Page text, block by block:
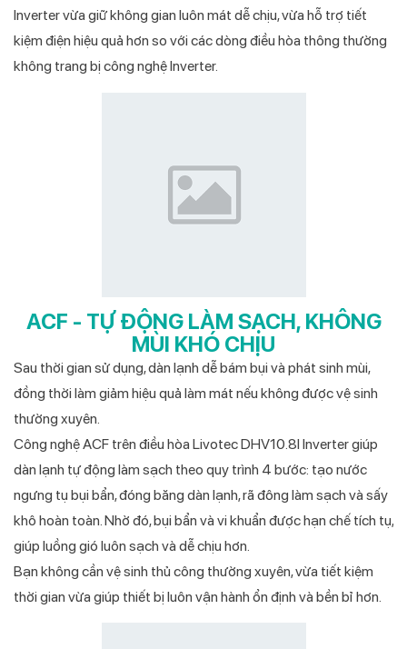
Inverter vừa giữ không gian luôn mát dễ chịu, vừa hỗ trợ tiết
kiệm điện hiệu quả hơn so với các dòng điều hòa thông thường
không trang bị công nghệ Inverter.
ACF - TỰ ĐỘNG LÀM SẠCH, KHÔNG
MÙI KHÓ CHỊU
Sau thời gian sử dụng, dàn lạnh dễ bám bụi và phát sinh mùi,
đồng thời làm giảm hiệu quả làm mát nếu không được vệ sinh
thường xuyên.
Công nghệ ACF trên điều hòa Livotec DHV10.8I Inverter giúp
dàn lạnh tự động làm sạch theo quy trình 4 bước: tạo nước
ngưng tụ bụi bẩn, đóng băng dàn lạnh, rã đông làm sạch và sấy
khô hoàn toàn. Nhờ đó, bụi bẩn và vi khuẩn được hạn chế tích tụ,
giúp luồng gió luôn sạch và dễ chịu hơn.
Bạn không cần vệ sinh thủ công thường xuyên, vừa tiết kiệm
thời gian vừa giúp thiết bị luôn vận hành ổn định và bền bỉ hơn.